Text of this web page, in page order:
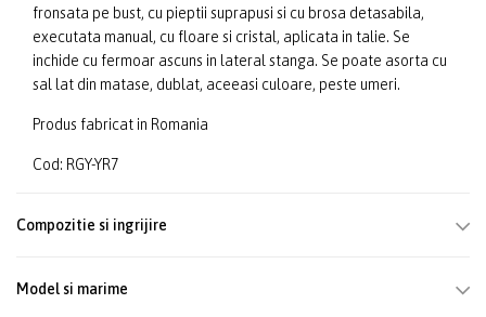
fronsata pe bust, cu pieptii suprapusi si cu brosa detasabila,
executata manual, cu floare si cristal, aplicata in talie. Se
inchide cu fermoar ascuns in lateral stanga. Se poate asorta cu
sal lat din matase, dublat, aceeasi culoare, peste umeri.
Produs fabricat in Romania
Cod: RGY-YR7
Compozitie si ingrijire
Model si marime